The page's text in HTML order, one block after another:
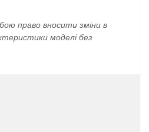
право вносити зміни в
моделі без